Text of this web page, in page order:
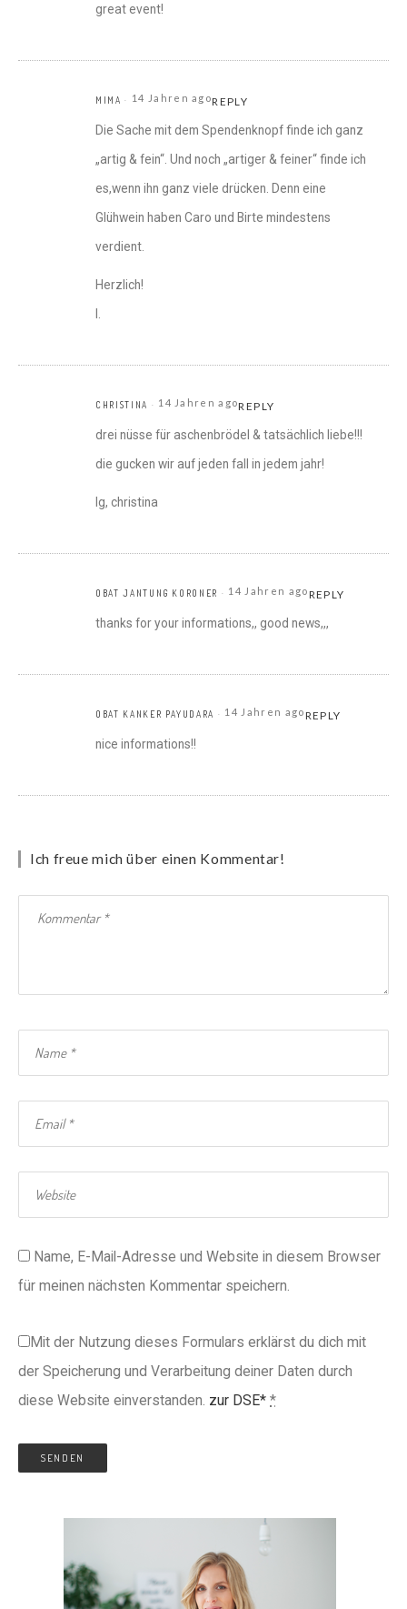
great event!
MIMA 14 Jahren agoREPLY
Die Sache mit dem Spendenknopf finde ich ganz
„artig & fein“. Und noch „artiger & feiner“ finde ich
es,wenn ihn ganz viele drücken. Denn eine
Glühwein haben Caro und Birte mindestens
verdient.
Herzlich!
I.
CHRISTINA 14 Jahren agoREPLY
drei nüsse für aschenbrödel & tatsächlich liebe!!!
die gucken wir auf jeden fall in jedem jahr!
lg, christina
OBAT JANTUNG KORONER 14 Jahren agoREPLY
thanks for your informations,, good news,,,
OBAT KANKER PAYUDARA 14 Jahren agoREPLY
nice informations!!
Ich freue mich über einen Kommentar!
Name, E-Mail-Adresse und Website in diesem Browser
für meinen nächsten Kommentar speichern.
Mit der Nutzung dieses Formulars erklärst du dich mit
der Speicherung und Verarbeitung deiner Daten durch
diese Website einverstanden. zur DSE* *